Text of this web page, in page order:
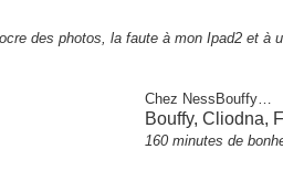
des photos, la faute à mon Ipad2 et à
Chez NessBouffy…
Bouffy, Cliodna,
160 minutes de